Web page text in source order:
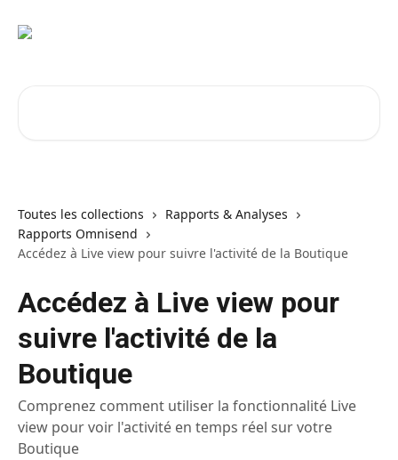
Toutes les collections
Rapports & Analyses
Rapports Omnisend
Accédez à Live view pour suivre l'activité de la Boutique
Accédez à Live view pour
suivre l'activité de la
Boutique
Comprenez comment utiliser la fonctionnalité Live
view pour voir l'activité en temps réel sur votre
Boutique